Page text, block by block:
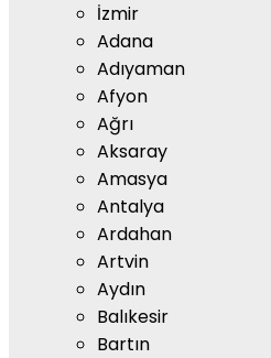
İzmir
Adana
Adıyaman
Afyon
Ağrı
Aksaray
Amasya
Antalya
Ardahan
Artvin
Aydın
Balıkesir
Bartın